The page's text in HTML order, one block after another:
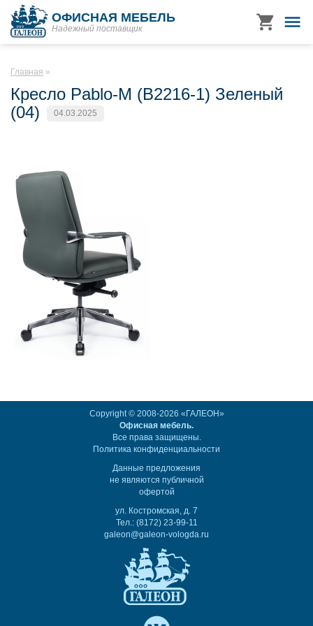
ОФИСНАЯ МЕБЕЛЬ
Надежный поставщик
Главная
Кресло Pablo-M (B2216-1) Зеленый
(04)
04.03.2025
Copyright © 2008-2026 «ГАЛЕОН»
Офисная мебель.
Все права защищены.
Политика конфиденциальности
Данные предложения
не являются публичной
офертой
ул. Костромская, д. 7
Тел.: (8172) 23-99-11
galeon@galeon-vologda.ru